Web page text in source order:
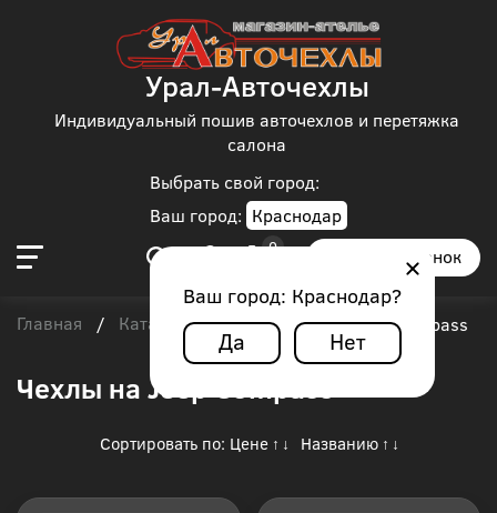
Выбрать свой город:
Ваш город: Краснодар
Ваш город: Краснодар?
Да Нет
Урал-Авточехлы
Индивидуальный пошив авточехлов и перетяжка
салона
Заказать звонок
Главная / Каталог чехлов / Jeep / Jeep Compass
Чехлы на Jeep Compass
Сортировать по: Цене ↑ ↓ Названию ↑ ↓